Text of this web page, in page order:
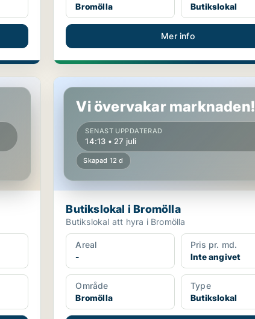
Bromölla
Butikslokal
Mer info
Butikslokal i Bromölla
Vi övervakar marknaden!
SENAST UPPDATERAD
14:13 • 27 juli
Skapad 12 d
Butikslokal i Bromölla
Butikslokal att hyra i Bromölla
Areal
-
Pris pr. md.
Inte angivet
Område
Bromölla
Type
Butikslokal